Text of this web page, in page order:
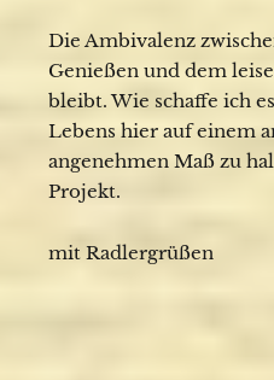
Die Ambivalenz
Genießen und dem
bleibt. Wie schaffe ich
Lebens hier auf einem
angenehmen Maß zu
Projekt.
mit Radlergrüßen